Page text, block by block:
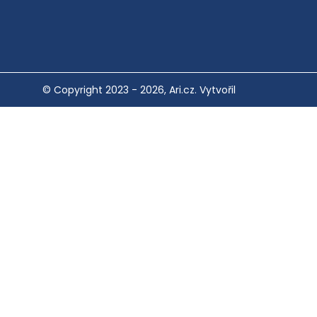
© Copyright 2023 - 2026, Ari.cz. Vytvořil